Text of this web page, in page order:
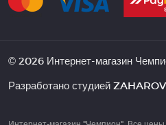
© 2026 Интернет-магазин
Разработано студией ZAHAROV